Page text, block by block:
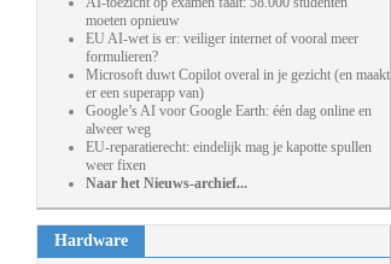
moeten opnieuw
EU AI-wet is er: veiliger internet of vooral meer
formulieren?
Microsoft duwt Copilot overal in je gezicht (en maakt
er een superapp van)
Google’s AI voor Google Earth: één dag online en
alweer weg
EU-reparatierecht: eindelijk mag je kapotte spullen
weer fixen
Naar het Nieuws-archief...
Hardware